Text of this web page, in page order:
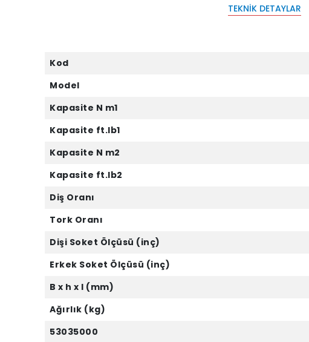
TEKNIK DETAYLAR
Kod
Model
Kapasite N m1
Kapasite ft.lb1
Kapasite N m2
Kapasite ft.lb2
Diş Oranı
Tork Oranı
Dişi Soket Ölçüsü (inç)
Erkek Soket Ölçüsü (inç)
B x h x l (mm)
Ağırlık (kg)
53035000